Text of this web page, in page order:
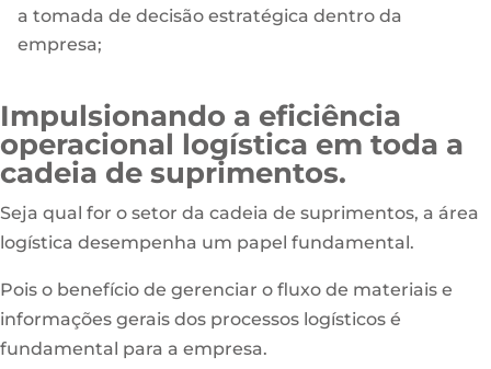
a tomada de decisão estratégica dentro da
empresa;
Impulsionando a eficiência
operacional logística em toda a
cadeia de suprimentos.
Seja qual for o setor da cadeia de suprimentos, a área
logística desempenha um papel fundamental.
Pois o benefício de gerenciar o fluxo de materiais e
informações gerais dos processos logísticos é
fundamental para a empresa.